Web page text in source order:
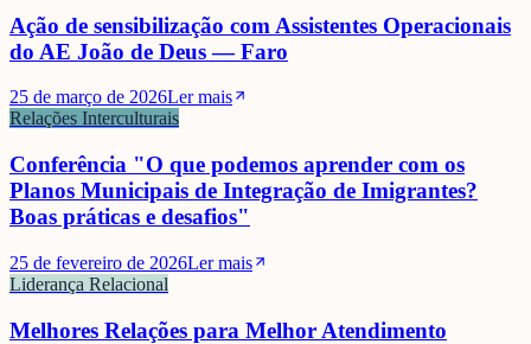
Ação de sensibilização com Assistentes Operacionais
do AE João de Deus — Faro
25 de março de 2026Ler mais
Relações Interculturais
Conferência "O que podemos aprender com os
Planos Municipais de Integração de Imigrantes?
Boas práticas e desafios"
25 de fevereiro de 2026Ler mais
Liderança Relacional
Melhores Relações para Melhor Atendimento